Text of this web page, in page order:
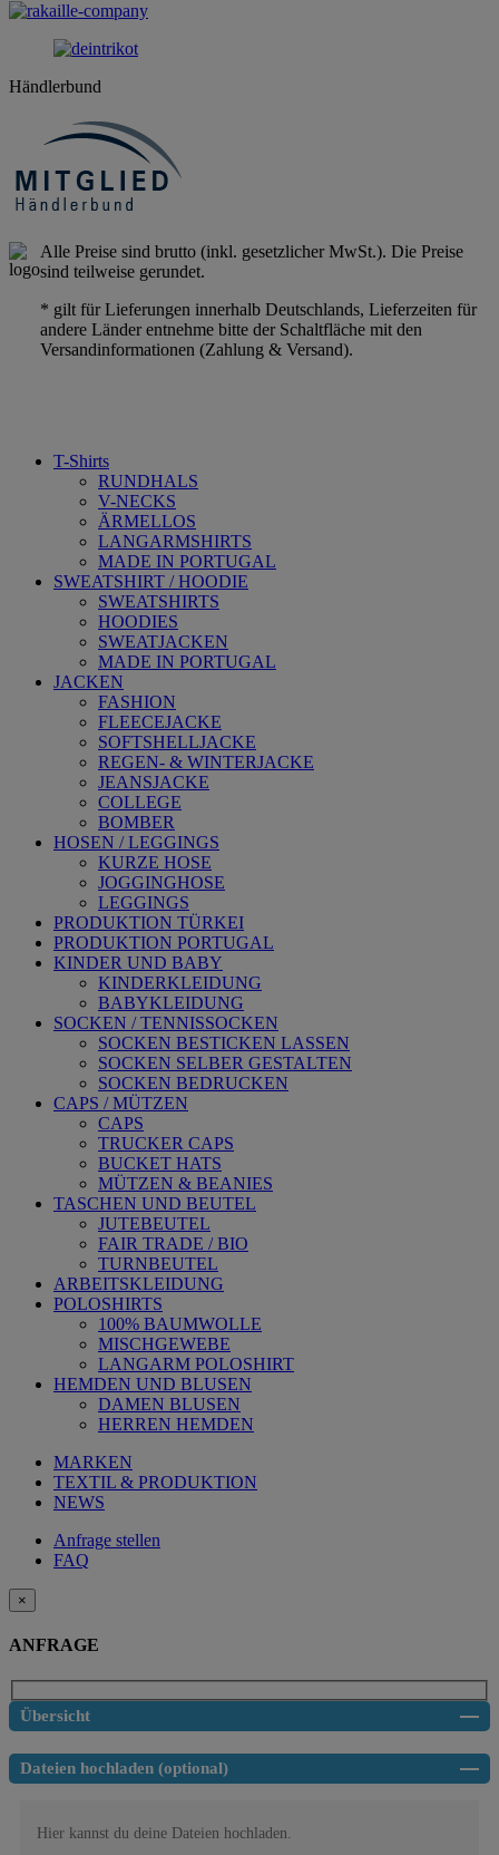
Händlerbund
Alle Preise sind brutto (inkl. gesetzlicher MwSt.). Die Preise
sind teilweise gerundet.
* gilt für Lieferungen innerhalb Deutschlands, Lieferzeiten für
andere Länder entnehme bitte der Schaltfläche mit den
Versandinformationen (Zahlung & Versand).
T-Shirts
RUNDHALS
V-NECKS
ÄRMELLOS
LANGARMSHIRTS
MADE IN PORTUGAL
SWEATSHIRT / HOODIE
SWEATSHIRTS
HOODIES
SWEATJACKEN
MADE IN PORTUGAL
JACKEN
FASHION
FLEECEJACKE
SOFTSHELLJACKE
REGEN- & WINTERJACKE
JEANSJACKE
COLLEGE
BOMBER
HOSEN / LEGGINGS
KURZE HOSE
JOGGINGHOSE
LEGGINGS
PRODUKTION TÜRKEI
PRODUKTION PORTUGAL
KINDER UND BABY
KINDERKLEIDUNG
BABYKLEIDUNG
SOCKEN / TENNISSOCKEN
SOCKEN BESTICKEN LASSEN
SOCKEN SELBER GESTALTEN
SOCKEN BEDRUCKEN
CAPS / MÜTZEN
CAPS
TRUCKER CAPS
BUCKET HATS
MÜTZEN & BEANIES
TASCHEN UND BEUTEL
JUTEBEUTEL
FAIR TRADE / BIO
TURNBEUTEL
ARBEITSKLEIDUNG
POLOSHIRTS
100% BAUMWOLLE
MISCHGEWEBE
LANGARM POLOSHIRT
HEMDEN UND BLUSEN
DAMEN BLUSEN
HERREN HEMDEN
MARKEN
TEXTIL & PRODUKTION
NEWS
Anfrage stellen
FAQ
×
ANFRAGE
Übersicht
Dateien hochladen (optional)
Hier kannst du deine Dateien hochladen.